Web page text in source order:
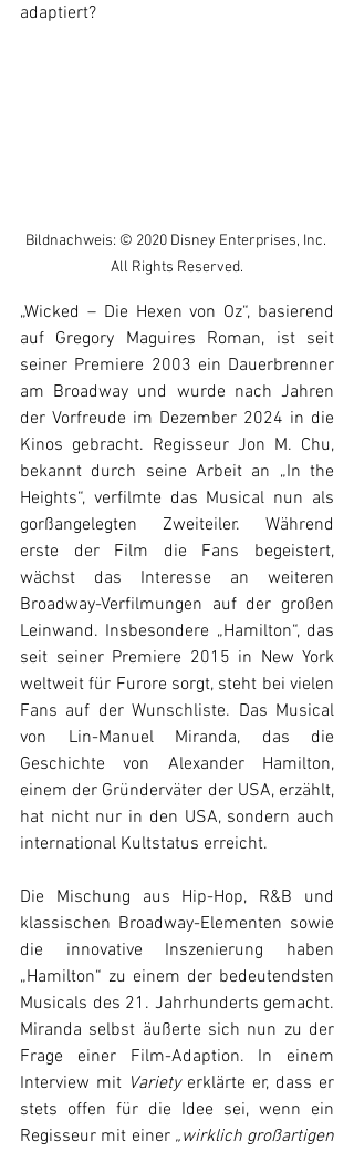
adaptiert?
Bildnachweis: © 2020 Disney Enterprises, Inc.
All Rights Reserved.
„Wicked – Die Hexen von Oz“, basierend
auf Gregory Maguires Roman, ist seit
seiner Premiere 2003 ein Dauerbrenner
am Broadway und wurde nach Jahren
der Vorfreude im Dezember 2024 in die
Kinos gebracht. Regisseur Jon M. Chu,
bekannt durch seine Arbeit an „In the
Heights“, verfilmte das Musical nun als
gorßangelegten Zweiteiler. Während
erste der Film die Fans begeistert,
wächst das Interesse an weiteren
Broadway-Verfilmungen auf der großen
Leinwand. Insbesondere „Hamilton“, das
seit seiner Premiere 2015 in New York
weltweit für Furore sorgt, steht bei vielen
Fans auf der Wunschliste. Das Musical
von Lin-Manuel Miranda, das die
Geschichte von Alexander Hamilton,
einem der Gründerväter der USA, erzählt,
hat nicht nur in den USA, sondern auch
international Kultstatus erreicht.
Die Mischung aus Hip-Hop, R&B und
klassischen Broadway-Elementen sowie
die innovative Inszenierung haben
„Hamilton“ zu einem der bedeutendsten
Musicals des 21. Jahrhunderts gemacht.
Miranda selbst äußerte sich nun zu der
Frage einer Film-Adaption. In einem
Interview mit Variety erklärte er, dass er
stets offen für die Idee sei, wenn ein
Regisseur mit einer „wirklich großartigen